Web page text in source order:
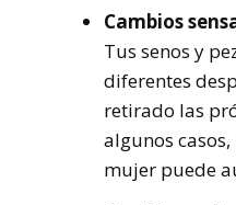
Cambios
Tus senos y
diferentes
retirado las
algunos
mujer puede